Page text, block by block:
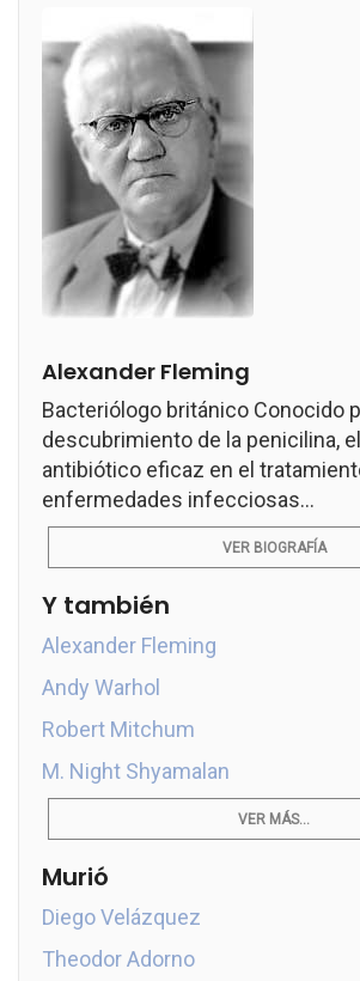
Alexander Fleming
Bacteriólogo británico Conocido
descubrimiento de la penicilina,
antibiótico eficaz en el
enfermedades infecciosas...
VER BIOGRAFÍA
Y también
Alexander Fleming
Andy Warhol
Robert Mitchum
M. Night Shyamalan
VER MÁS...
Murió
Diego Velázquez
Theodor Adorno